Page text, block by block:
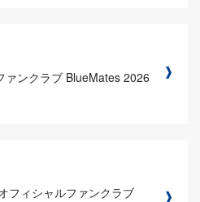
ァンクラブ BlueMates 2026
フィシャルファンクラブ